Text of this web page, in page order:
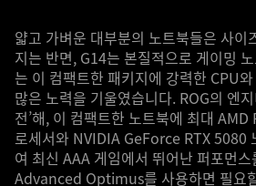
얇고 가벼운 대부분의 노트북들은 사이
지는 반면, G14는 본질적으로 게이밍
는 이 컴팩트한 패키지에 강력한 CPU
많은 노력을 기울였습니다. ROG의 엔
전’해, 이 컴팩트한 노트북에 최대
로세서와 NVIDIA GeForce RTX 5080
여 최신 AAA 게임에서 뛰어난 퍼포먼
Advanced Optimus를 사용하면 필요